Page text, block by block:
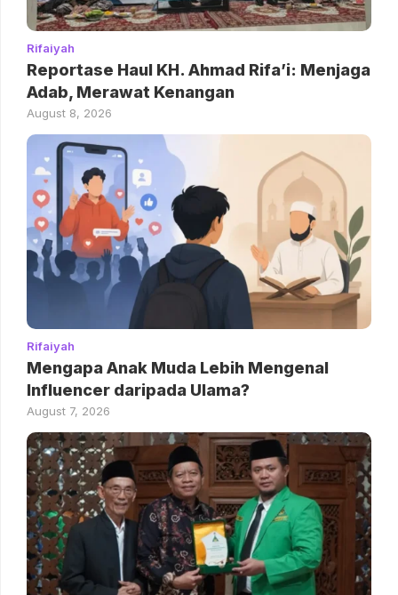
Rifaiyah
Reportase Haul KH. Ahmad Rifa’i: Menjaga
Adab, Merawat Kenangan
August 8, 2026
Rifaiyah
Mengapa Anak Muda Lebih Mengenal
Influencer daripada Ulama?
August 7, 2026